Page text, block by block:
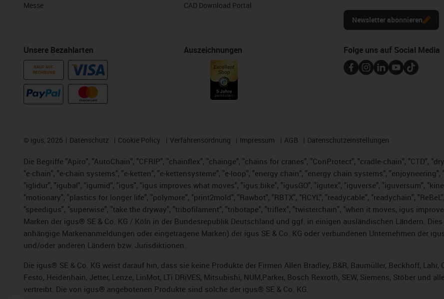
Messe
Unsere Bezahlarten
KAUF AUF
RECHNUNG
CAD Download Portal
Auszeichnungen
Newsletter abonnieren
Folge uns auf Social Media
© igus, 2026 Datenschutz Cookie Policy Verfahrensordnung Impressum AGB Datenschutzeinstellungen
Die Begriffe "Apiro", "AutoChain", "CFRIP", "chainflex", "chainge", "chains for cranes", "ConProtect", "cradle-chain", "CTD",
"e-chain", "e-chain systems", "e-ketten", "e-kettensysteme", "e-loop", "energy chain", "energy chain systems",
"iglidur", "igubal", "igumid", "igus", "igus improves what moves", "igus:bike", "igusGO", "igutex", "iguverse", "iguversum",
"motionary", "plastics for longer life", "polymore", "print2mold", "Rawbot", "RBTX", "RCYL", "readycable", "readychain",
"speedigus", "superwise", "take the dryway", "tribofilament", "tribotape", "triflex", "twisterchain", "when it moves, igus
Marken der igus® SE & Co. KG / Köln in der Bundesrepublik Deutschland und ggf. in einigen ausländischen Ländern.
anhängige Markenanmeldungen oder eingetragene Marken) der igus SE & Co. KG oder verbundenen Unternehmen der
und/oder anderen Ländern bzw. Jurisdiktionen.
Die igus® SE & Co. KG weist darauf hin, dass sie keine Produkte der Firmen Allen Bradley, B&R, Baumüller, Beckhoff, Lahr,
Festo, Heidenhain, Jetter, Lenze, LinMot, LTi DRiVES, Mitsubishi, NUM,Parker, Bosch Rexroth, SEW, Siemens, Stöber und
vertreibt. Die von igus® angebotenen Produkte sind solche der igus® SE & Co. KG.